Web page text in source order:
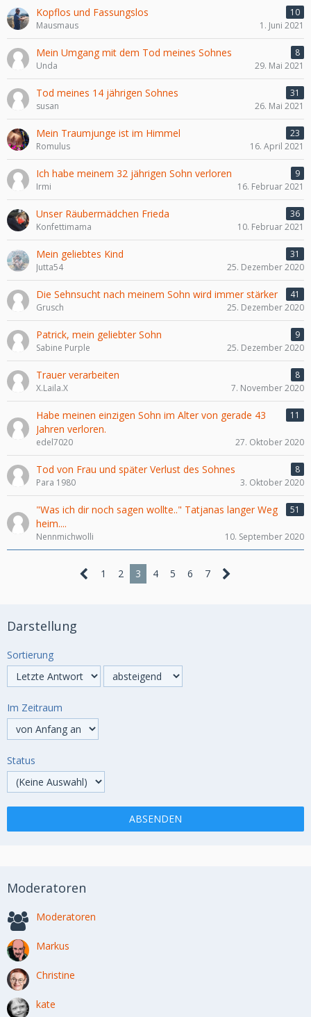
Kopflos und Fassungslos
10
Mausmaus
1. Juni 2021
Mein Umgang mit dem Tod meines Sohnes
8
Unda
29. Mai 2021
Tod meines 14 jährigen Sohnes
31
susan
26. Mai 2021
Mein Traumjunge ist im Himmel
23
Romulus
16. April 2021
Ich habe meinem 32 jährigen Sohn verloren
9
Irmi
16. Februar 2021
Unser Räubermädchen Frieda
36
Konfettimama
10. Februar 2021
Mein geliebtes Kind
31
Jutta54
25. Dezember 2020
Die Sehnsucht nach meinem Sohn wird immer stärker
41
Grusch
25. Dezember 2020
Patrick, mein geliebter Sohn
9
Sabine Purple
25. Dezember 2020
Trauer verarbeiten
8
X.Laila.X
7. November 2020
Habe meinen einzigen Sohn im Alter von gerade 43
Jahren verloren.
11
edel7020 27. Oktober 2020
Tod von Frau und später Verlust des Sohnes
8
Para 1980
3. Oktober 2020
"Was ich dir noch sagen wollte.." Tatjanas langer Weg
heim....
51
Nennmichwolli 10. September 2020
1 2 3 4 5 6 7
Darstellung
Sortierung
Im Zeitraum
Status
Moderatoren
Moderatoren
Markus
Christine
kate